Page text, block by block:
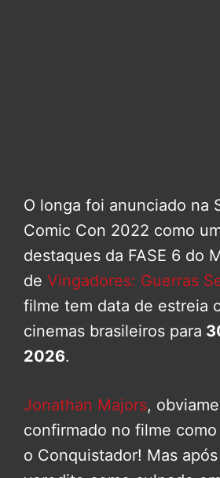
O longa foi anunciado na
Comic Con 2022 como
destaques da FASE 6 do
de Vingadores: Guerras
filme tem data de estreia
cinemas brasileiros para
2026.
Jonathan Majors,
confirmado no filme
o Conquistador! Mas